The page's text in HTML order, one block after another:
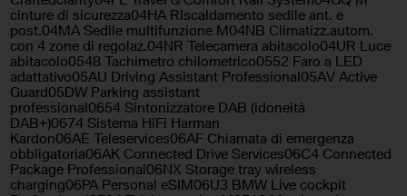
elettrico
Head-up display Immobilizzatore elettronico
Interni in pelle Leve al volante
Luce d'ambiente
Monitoraggio pressione
pneumatici
Pacchetto sportivo Park Distance Control
cinture di sicurezza04HA Riscaldamento sedile ant. e
post.04MA Sedile multifunzione M04NB Climatizz.autom.
con 4 zone di regolaz.04NR Telecamera abitacolo04UR Luce
abitacolo0548 Tachimetro chilometrico0552 Faro a LED
adattativo05AU Driving Assistant Professional05AV Active
Guard05DW Parking assistant
professional0654 Sintonizzatore DAB (idoneità
DAB+)0674 Sistema HiFi Harman
Kardon06AE Teleservices06AF Chiamata di emergenza
obbligatoria06AK Connected Drive Services06C4 Connected
Package Professional06NX Storage tray wireless
charging06PA Personal eSIM06U3 BMW Live cockpit